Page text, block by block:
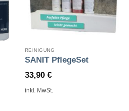
REINIGUNG
SANIT PflegeSet
33,90 €
inkl. MwSt.